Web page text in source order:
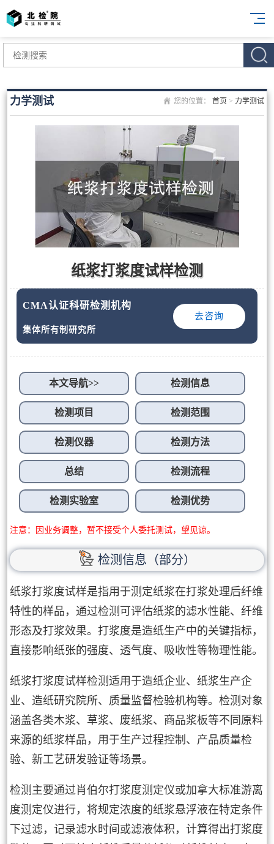
您的位置： 首页 > 力学测试
力学测试
纸浆打浆度试样检测
CMA认证科研检测机构
集体所有制研究所
去咨询
本文导航>> 检测信息
检测项目 检测范围
检测仪器 检测方法
总结 检测流程
检测实验室 检测优势
注意：因业务调整，暂不接受个人委托测试，望见谅。
检测信息（部分）
纸浆打浆度试样是指用于测定纸浆在打浆处理后纤维
特性的样品，通过检测可评估纸浆的滤水性能、纤维
形态及打浆效果。打浆度是造纸生产中的关键指标，
直接影响纸张的强度、透气度、吸收性等物理性能。
纸浆打浆度试样检测适用于造纸企业、纸浆生产企
业、造纸研究院所、质量监督检验机构等。检测对象
涵盖各类木浆、草浆、废纸浆、商品浆板等不同原料
来源的纸浆样品，用于生产过程控制、产品质量检
验、新工艺研发验证等场景。
检测主要通过肖伯尔打浆度测定仪或加拿大标准游离
度测定仪进行，将规定浓度的纸浆悬浮液在特定条件
下过滤，记录滤水时间或滤液体积，计算得出打浆度